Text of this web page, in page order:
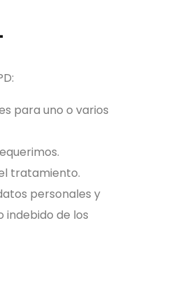
para uno o varios
tratamiento.
personales y
indebido de los